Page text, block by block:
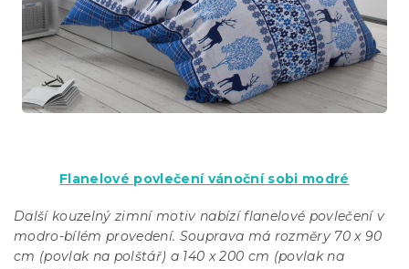
Flanelové povlečení vánoční sobi modré
Další kouzelný zimní motiv nabízí flanelové povlečení v
modro-bílém provedení. Souprava má rozměry 70 x 90
cm (povlak na polštář) a 140 x 200 cm (povlak na